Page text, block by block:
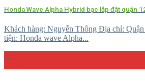
Honda Wave Alpha Hybrid bạc lắp đặt quận
Khách hàng: Nguyễn Thông Địa chỉ:
tiện: Honda wave Alpha...